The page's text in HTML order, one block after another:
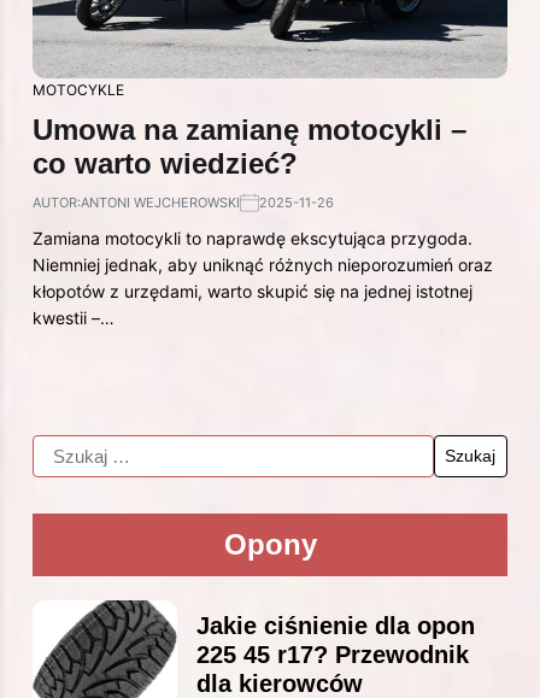
MOTOCYKLE
Umowa na zamianę motocykli –
co warto wiedzieć?
AUTOR:ANTONI WEJCHEROWSKI 2025-11-26
Zamiana motocykli to naprawdę ekscytująca przygoda.
Niemniej jednak, aby uniknąć różnych nieporozumień oraz
kłopotów z urzędami, warto skupić się na jednej istotnej
kwestii –…
Opony
Jakie ciśnienie dla opon
225 45 r17? Przewodnik
dla kierowców